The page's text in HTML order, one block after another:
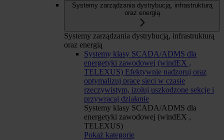
Systemy zarządzania dystrybucją, infrastrukturą
oraz energią
Systemy zarządzania dystrybucją, infrastrukturą
oraz energią
Systemy klasy SCADA/ADMS dla
energetyki zawodowej (windEX ,
TELEXUS) Efektywnie nadzoruj oraz
optymalizuj pracę sieci w czasie
rzeczywistym, izoluj uszkodzone sekcje i
przywracaj działanie
Systemy klasy SCADA/ADMS dla
energetyki zawodowej (windEX ,
TELEXUS)
Pokaż kategorię